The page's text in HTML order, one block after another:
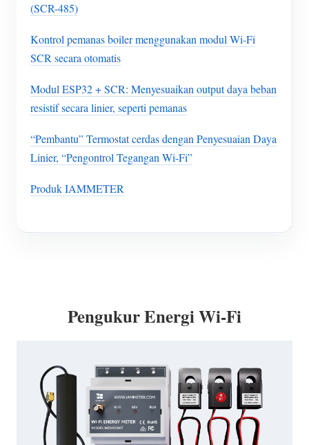
(SCR-485)
Kontrol pemanas boiler menggunakan modul Wi-Fi
SCR secara otomatis
Modul ESP32 + SCR: Menyesuaikan output daya beban
resistif secara linier, seperti pemanas
“Pembantu” Termostat cerdas dengan Penyesuaian Daya
Linier, “Pengontrol Tegangan Wi-Fi”
Produk IAMMETER
Pengukur Energi Wi-Fi